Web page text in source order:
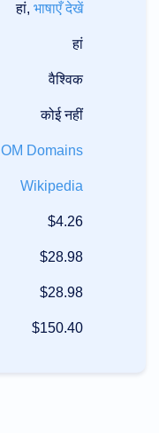
हां, भाषाएँ देखें
हां
वैश्विक
कोई नहीं
Domains
Wikipedia
$4.26
$28.98
$28.98
$150.40